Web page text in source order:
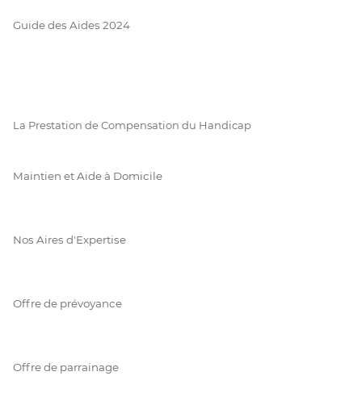
Guide des Aides 2024
La Prestation de Compensation du Handicap
Maintien et Aide à Domicile
Nos Aires d'Expertise
Offre de prévoyance
Offre de parrainage